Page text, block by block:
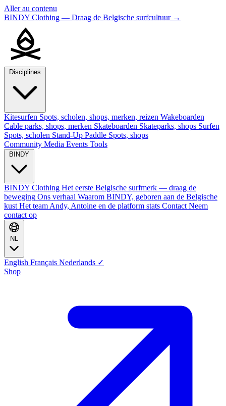
Aller au contenu
BINDY Clothing — Draag de Belgische surfcultuur →
Kitesurfen Spots, scholen, shops, merken, reizen Wakeboarden
Cable parks, shops, merken Skateboarden Skateparks, shops Surfen
Spots, scholen Stand-Up Paddle Spots, shops
Community Media Events Tools
BINDY Clothing Het eerste Belgische surfmerk — draag de
beweging Ons verhaal Waarom BINDY, geboren aan de Belgische
kust Het team Andy, Antoine en de platform stats Contact Neem
contact op
English Français Nederlands ✓
Shop